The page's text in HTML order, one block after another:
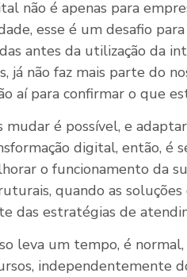
não é apenas para
esse é um desafio
antes da utilização da
já não faz mais parte do
aí para confirmar o que
mudar é possível, e
digital, então, é
o funcionamento da
quando as
das estratégias de
leva um tempo, é
independentemente